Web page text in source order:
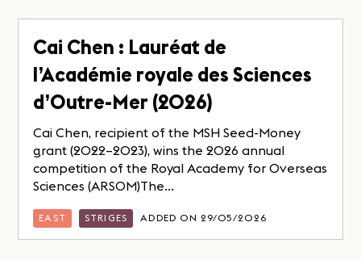
Cai Chen : Lauréat de
l’Académie royale des Sciences
d’Outre-Mer (2026)
Cai Chen, recipient of the MSH Seed-Money
grant (2022–2023), wins the 2026 annual
competition of the Royal Academy for Overseas
Sciences (ARSOM)The...
EAST STRIGES ADDED ON 29/05/2026